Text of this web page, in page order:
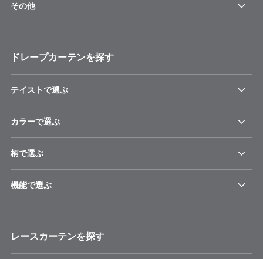
その他
ドレープカーテンを探す
テイストで選ぶ
カラーで選ぶ
柄で選ぶ
機能で選ぶ
レースカーテンを探す